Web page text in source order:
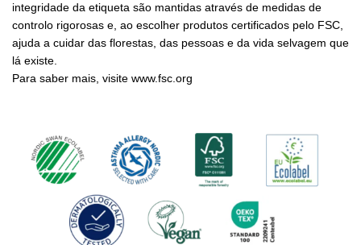
integridade da etiqueta são mantidas através de medidas de
controlo rigorosas e, ao escolher produtos certificados pelo FSC,
ajuda a cuidar das florestas, das pessoas e da vida selvagem que
lá existe.
Para saber mais, visite www.fsc.org